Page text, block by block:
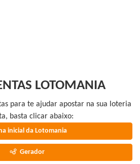
LOTOMANIA
para te ajudar apostar na sua loteria
basta clicar abaixo:
inicial da Lotomania
Gerador